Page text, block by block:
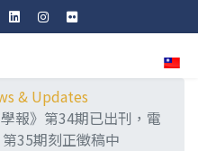
& Updates
報》第34期已出刊，電
35期刻正徵稿中